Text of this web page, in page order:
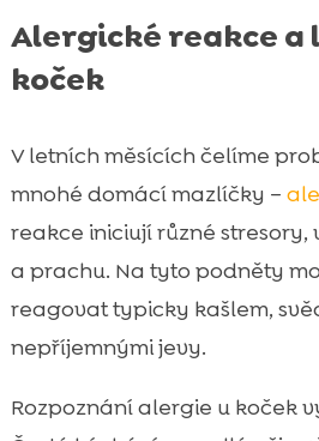
Alergické reakce a
koček
V letních měsících čelíme
mnohé domácí mazlíčky –
reakce iniciují různé stresory,
a prachu. Na tyto podněty
reagovat typicky kašlem,
nepříjemnými jevy.
Rozpoznání alergie u koček